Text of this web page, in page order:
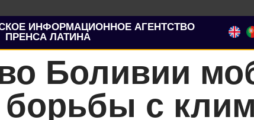
ИНФОРМАЦИОННОЕ АГЕНТСТВО
ПРЕНСА ЛАТИНА
Боливии
с